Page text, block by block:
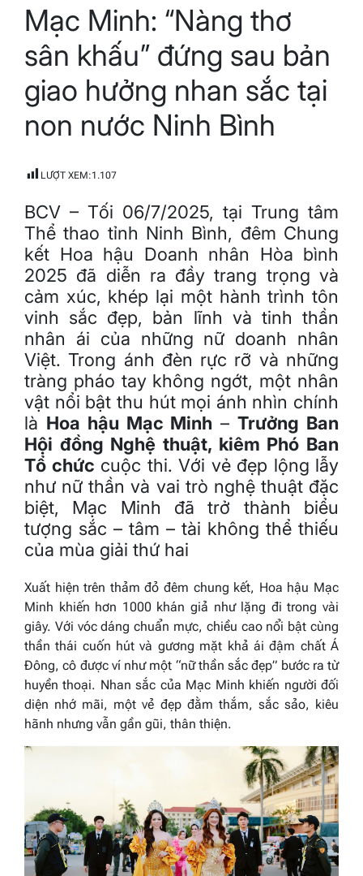
read
time
Mạc Minh: “Nàng thơ
sân khấu” đứng sau bản
giao hưởng nhan sắc tại
non nước Ninh Bình
LƯỢT XEM:1.107
BCV – Tối 06/7/2025, tại Trung tâm
Thể thao tỉnh Ninh Bình, đêm Chung
kết Hoa hậu Doanh nhân Hòa bình
2025 đã diễn ra đầy trang trọng và
cảm xúc, khép lại một hành trình tôn
vinh sắc đẹp, bản lĩnh và tinh thần
nhân ái của những nữ doanh nhân
Việt. Trong ánh đèn rực rỡ và những
tràng pháo tay không ngớt, một nhân
vật nổi bật thu hút mọi ánh nhìn chính
là Hoa hậu Mạc Minh –Trưởng Ban
Hội đồng Nghệ thuật, kiêm Phó Ban
Tổ chức cuộc thi. Với vẻ đẹp lộng lẫy
như nữ thần và vai trò nghệ thuật đặc
biệt, Mạc Minh đã trở thành biểu
tượng sắc – tâm – tài không thể thiếu
của mùa giải thứ hai
Xuất hiện trên thảm đỏ đêm chung kết, Hoa hậu Mạc
Minh khiến hơn 1000 khán giả như lặng đi trong vài
giây. Với vóc dáng chuẩn mực, chiều cao nổi bật cùng
thần thái cuốn hút và gương mặt khả ái đậm chất Á
Đông, cô được ví như một “nữ thần sắc đẹp” bước ra từ
huyền thoại. Nhan sắc của Mạc Minh khiến người đối
diện nhớ mãi, một vẻ đẹp đằm thắm, sắc sảo, kiêu
hãnh nhưng vẫn gần gũi, thân thiện.